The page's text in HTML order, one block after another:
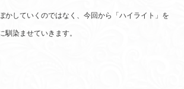
かしていくのではなく、今回から「ハイライト」を
染ませていきます。